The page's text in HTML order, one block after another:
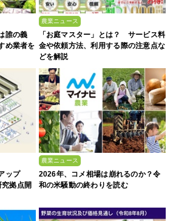
誰の義
め業者を
農業ニュース
「お庭マスター」とは？ サービス料
金や依頼方法、利用する際の注意点な
どを解説
ップ
拠点開
農業ニュース
2026年、コメ相場は崩れるのか？令
和の米騒動の終わりを読む